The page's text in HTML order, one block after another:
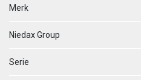
Merk
Niedax Group
Serie